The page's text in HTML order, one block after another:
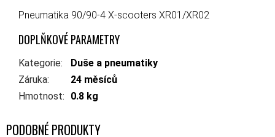
Pneumatika 90/90-4 X-scooters XR01/XR02
DOPLŇKOVÉ PARAMETRY
Kategorie:
Duše a pneumatiky
Záruka:
24 měsíců
Hmotnost: 0.8 kg